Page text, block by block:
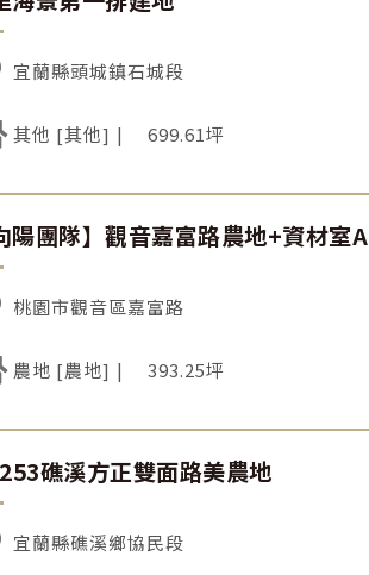
宜蘭縣頭城鎮石城段
其他 [其他] 699.61坪
陽團隊】觀音嘉富路農地+資材室A
桃園市觀音區嘉富路
農地 [農地] 393.25坪
礁溪方正雙面路美農地
宜蘭縣礁溪鄉協民段